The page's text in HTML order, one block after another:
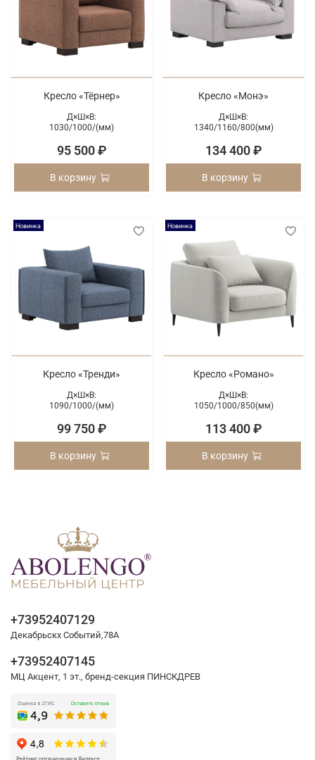
Кресло «Тёрнер»
Д×Ш×В:
1030/1000/(мм)
95 500 ₽
В корзину
Кресло «Монэ»
Д×Ш×В:
1340/1160/800(мм)
134 400 ₽
В корзину
Новинка
Кресло «Тренди»
Д×Ш×В:
1090/1000/(мм)
99 750 ₽
В корзину
Новинка
Кресло «Романо»
Д×Ш×В:
1050/1000/850(мм)
113 400 ₽
В корзину
+73952407129
Декабрьскх Событий,78А
+73952407145
МЦ Акцент, 1 эт., бренд-секция ПИНСКДРЕВ